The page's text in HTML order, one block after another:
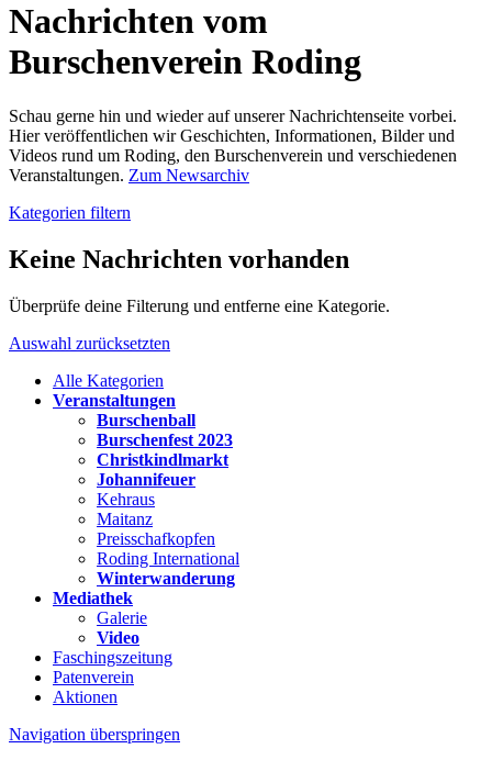
Nachrichten vom
Burschenverein Roding
Schau gerne hin und wieder auf unserer Nachrichtenseite vorbei.
Hier veröffentlichen wir Geschichten, Informationen, Bilder und
Videos rund um Roding, den Burschenverein und verschiedenen
Veranstaltungen. Zum Newsarchiv
Kategorien filtern
Keine Nachrichten vorhanden
Überprüfe deine Filterung und entferne eine Kategorie.
Auswahl zurücksetzten
Alle Kategorien
Veranstaltungen
Burschenball
Burschenfest 2023
Christkindlmarkt
Johannifeuer
Kehraus
Maitanz
Preisschafkopfen
Roding International
Winterwanderung
Mediathek
Galerie
Video
Faschingszeitung
Patenverein
Aktionen
Navigation überspringen